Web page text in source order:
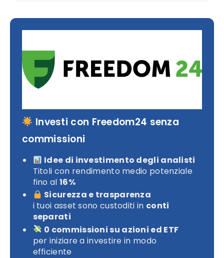
Investi con Freedom24 senza
commissioni
Idee di investimento degli analisti
Titoli con rendimento medio potenziale
fino al 16%
Sicurezza e trasparenza
i tuoi asset sono custoditi in conti
separati
0 commissioni su azioni ed ETF
per iniziare a investire in modo
efficiente